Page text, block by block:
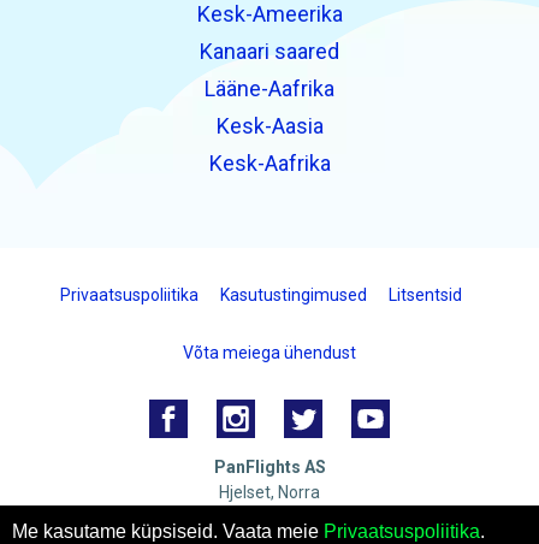
Me kasutame küpsiseid. Vaata meie Privaatsuspoliitika.
Kesk-Ameerika
Kanaari saared
Lääne-Aafrika
Kesk-Aasia
Kesk-Aafrika
Privaatsuspoliitika Kasutustingimused Litsentsid
Võta meiega ühendust
PanFlights AS
Hjelset, Norra